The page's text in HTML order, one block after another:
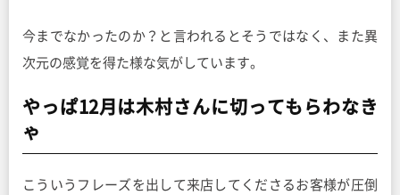
今までなかったのか？と言われるとそうではなく、また異
次元の感覚を得た様な気がしています。
やっぱ12月は木村さんに切ってもらわなき
ゃ
こういうフレーズを出して来店してくださるお客様が圧倒